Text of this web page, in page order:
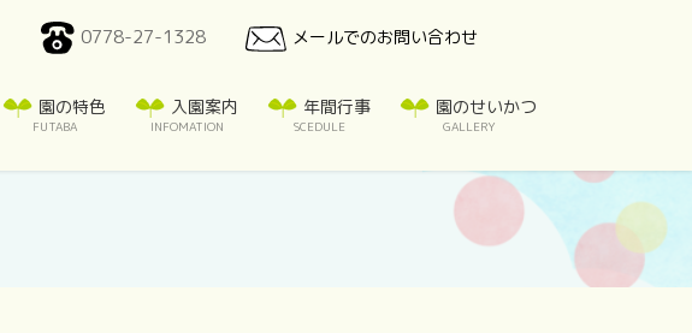
0778-27-1328 メールでのお問い合わせ
園の特色
FUTABA
入園案内
INFOMATION
年間行事
SCEDULE
園のせいかつ
GALLERY